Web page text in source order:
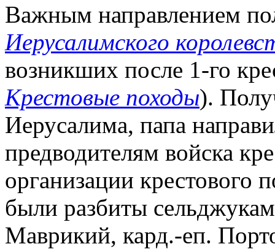
Важным направлением
Иерусалимского
возникших после 1-го
Крестовые походы).
Иерусалима, папа
предводителям войска
организации крестового
были разбиты
Маврикий, кард.-еп.